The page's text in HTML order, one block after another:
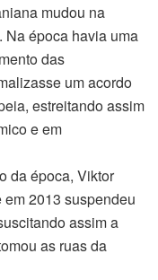
mudou na
Na época havia uma
das
um acordo
estreitando assim
e em
da época, Viktor
2013 suspendeu
assim a
as ruas da